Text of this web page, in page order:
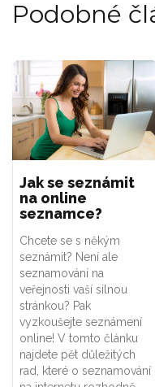
Podobné
Jak se seznámit
na online
seznamce?
Chcete se s někým
seznámit? Není ale
seznamování na
veřejnosti vaší silnou
stránkou? Pak
vyzkoušejte seznámení
online! V tomto článku
najdete pět důležitých
rad, které o seznamování